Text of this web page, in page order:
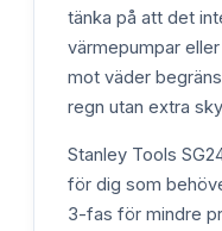
tänka på att det
värmepumpar
mot väder
regn utan extra
Stanley Tools
för dig som
3-fas för mindre